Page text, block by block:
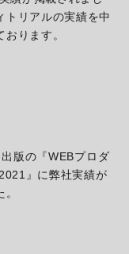
トリアルの実績を中
ります。
版の『WEBプロダ
』に弊社実績が